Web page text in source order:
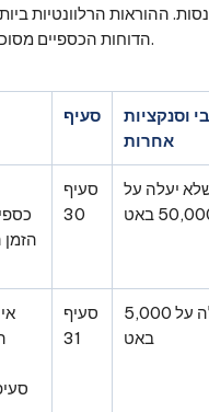
ההוראות הרלוונטיות
הדוחות הכספיים מסוכמות בטבלה שלהלן.
סעיף
וסנקציות
אחרות
סעיף
30
יעלה על
באט
סעיף
31
קנס שלא יעלה על 5,000
באט